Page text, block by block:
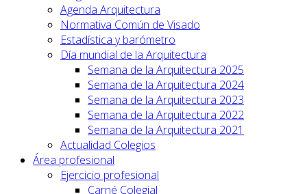
Agenda Arquitectura
Normativa Común de Visado
Estadística y barómetro
Día mundial de la Arquitectura
Semana de la Arquitectura 2025
Semana de la Arquitectura 2024
Semana de la Arquitectura 2023
Semana de la Arquitectura 2022
Semana de la Arquitectura 2021
Actualidad Colegios
Área profesional
Ejercicio profesional
Carné Colegial